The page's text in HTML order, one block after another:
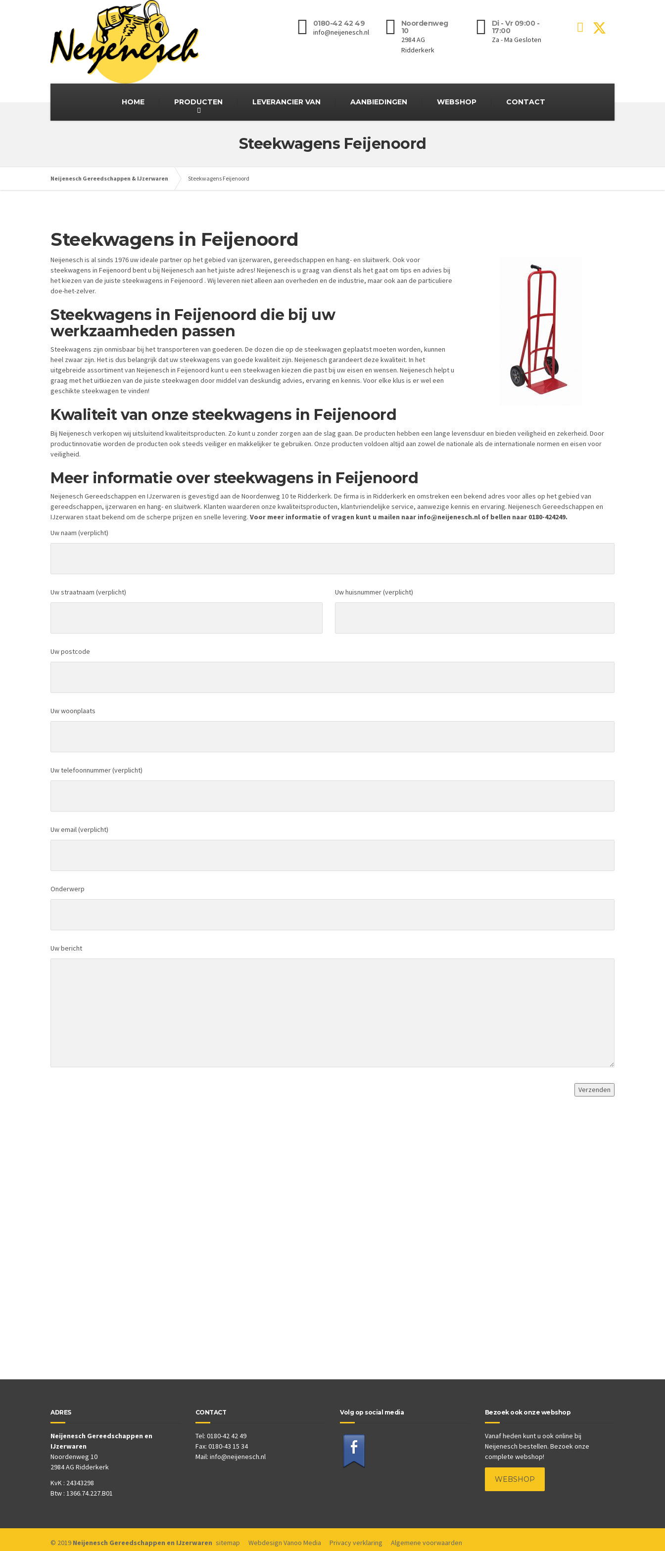
0180-42 42 49
info@neijenesch.nl
Noordenweg
10
2984 AG
Ridderkerk
Di - Vr 09:00 -
17:00
Za - Ma Gesloten
HOME PRODUCTEN LEVERANCIER VAN AANBIEDINGEN WEBSHOP CONTACT
Steekwagens Feijenoord
Neijenesch Gereedschappen & IJzerwaren Steekwagens Feijenoord
Steekwagens in Feijenoord
Neijenesch is al sinds 1976 uw ideale partner op het gebied van ijzerwaren, gereedschappen en hang- en sluitwerk. Ook voor
steekwagens in Feijenoord bent u bij Neijenesch aan het juiste adres! Neijenesch is u graag van dienst als het gaat om tips en advies bij
het kiezen van de juiste steekwagens in Feijenoord . Wij leveren niet alleen aan overheden en de industrie, maar ook aan de particuliere
doe-het-zelver.
Steekwagens in Feijenoord die bij uw
werkzaamheden passen
Steekwagens zijn onmisbaar bij het transporteren van goederen. De dozen die op de steekwagen geplaatst moeten worden, kunnen
heel zwaar zijn. Het is dus belangrijk dat uw steekwagens van goede kwaliteit zijn. Neijenesch garandeert deze kwaliteit. In het
uitgebreide assortiment van Neijenesch in Feijenoord kunt u een steekwagen kiezen die past bij uw eisen en wensen. Neijenesch helpt u
graag met het uitkiezen van de juiste steekwagen door middel van deskundig advies, ervaring en kennis. Voor elke klus is er wel een
geschikte steekwagen te vinden!
Kwaliteit van onze steekwagens in Feijenoord
Bij Neijenesch verkopen wij uitsluitend kwaliteitsproducten. Zo kunt u zonder zorgen aan de slag gaan. De producten hebben een lange levensduur en bieden veiligheid en zekerheid. Door
productinnovatie worden de producten ook steeds veiliger en makkelijker te gebruiken. Onze producten voldoen altijd aan zowel de nationale als de internationale normen en eisen voor
veiligheid.
Meer informatie over steekwagens in Feijenoord
Neijenesch Gereedschappen en IJzerwaren is gevestigd aan de Noordenweg 10 te Ridderkerk. De firma is in Ridderkerk en omstreken een bekend adres voor alles op het gebied van
gereedschappen, ijzerwaren en hang- en sluitwerk. Klanten waarderen onze kwaliteitsproducten, klantvriendelijke service, aanwezige kennis en ervaring. Neijenesch Gereedschappen en
IJzerwaren staat bekend om de scherpe prijzen en snelle levering. Voor meer informatie of vragen kunt u mailen naar info@neijenesch.nl of bellen naar 0180-424249.
Uw naam (verplicht)
Uw straatnaam (verplicht) Uw huisnummer (verplicht)
Uw postcode
Uw woonplaats
Uw telefoonnummer (verplicht)
Uw email (verplicht)
Onderwerp
Uw bericht
ADRES
Neijenesch Gereedschappen en
IJzerwaren
Noordenweg 10
2984 AG Ridderkerk
KvK : 24343298
Btw : 1366.74.227.B01
CONTACT
Tel: 0180-42 42 49
Fax: 0180-43 15 34
Mail: info@neijenesch.nl
Volg op social media Bezoek ook onze webshop
Vanaf heden kunt u ook online bij
Neijenesch bestellen. Bezoek onze
complete webshop!
WEBSHOP
© 2019 Neijenesch Gereedschappen en IJzerwaren sitemap Webdesign Vanoo Media Privacy verklaring Algemene voorwaarden